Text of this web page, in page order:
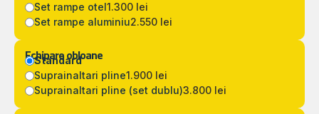
Set rampe otel1.300 lei
Set rampe aluminiu2.550 lei
Echipare obloane
Standard
Suprainaltari pline1.900 lei
Suprainaltari pline (set dublu)3.800 lei